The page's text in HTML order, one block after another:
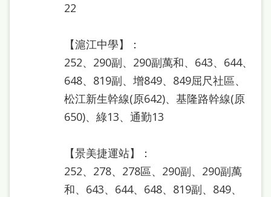
22
【滬江中學】：
252、290副、290副萬和、643、644、
648、819副、增849、849屈尺社區、
松江新生幹線(原642)、基隆路幹線(原
650)、綠13、通勤13
【景美捷運站】：
252、278、278區、290副、290副萬
和、643、644、648、819副、849、